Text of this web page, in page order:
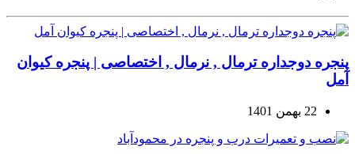
پنجره دوجداره ترمال , نرمال , اختصاصی | پنجره کیوان
آمل
22 بهمن 1401